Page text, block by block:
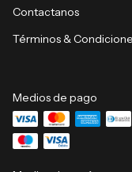
Contactanos
Términos &
Medios de pago